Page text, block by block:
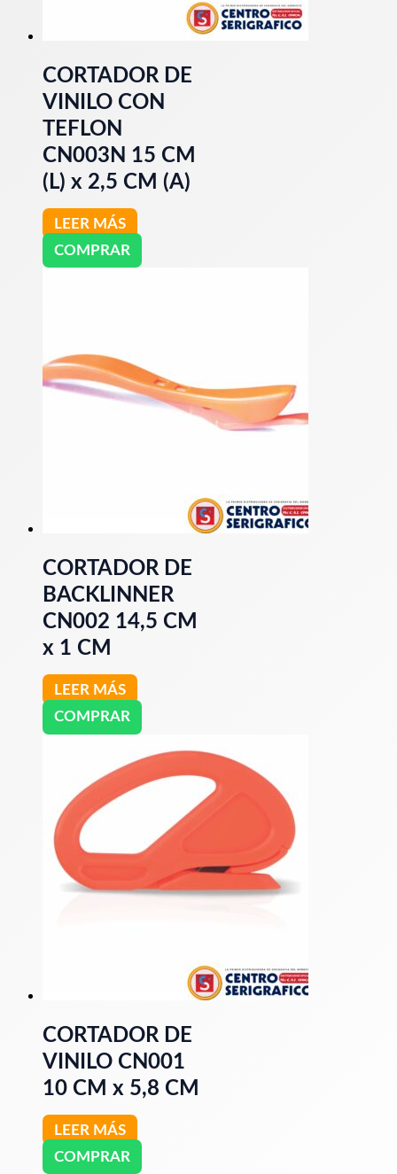
CORTADOR DE
VINILO CON
TEFLON
CN003N 15 CM
(L) x 2,5 CM (A)
LEER MÁS
COMPRAR
CORTADOR DE
BACKLINNER
CN002 14,5 CM
x 1 CM
LEER MÁS
COMPRAR
CORTADOR DE
VINILO CN001
10 CM x 5,8 CM
LEER MÁS
COMPRAR